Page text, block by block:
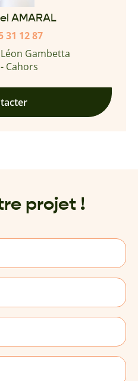
AMARAL
31 12 87
Gambetta
Cahors
projet !